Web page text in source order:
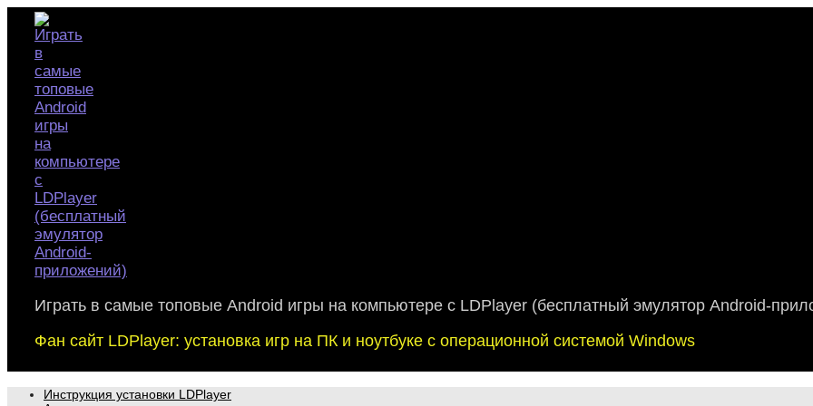
Skip
content
Играть в самые топовые Android игры на компьютере с LDPlayer (бесплатный эмулятор Android-
Фан сайт LDPlayer: установка игр на ПК и ноутбуке с операционной системой Windows
Инструкция установки LDPlayer